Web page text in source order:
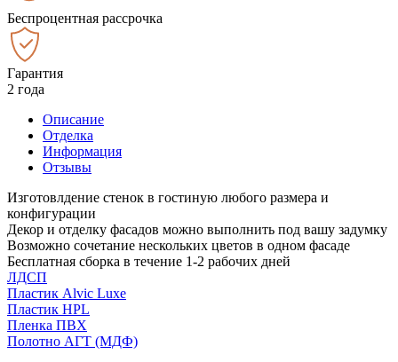
Беспроцентная рассрочка
Гарантия
2 года
Описание
Отделка
Информация
Отзывы
Изготовлдение стенок в гостиную любого размера и
конфигурации
Декор и отделку фасадов можно выполнить под вашу задумку
Возможно сочетание нескольких цветов в одном фасаде
Бесплатная сборка в течение 1-2 рабочих дней
ЛДСП
Пластик Alvic Luxe
Пластик HPL
Пленка ПВХ
Полотно АГТ (МДФ)